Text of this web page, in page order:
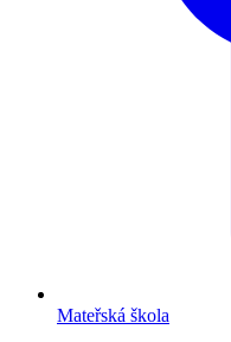
Mateřská škola